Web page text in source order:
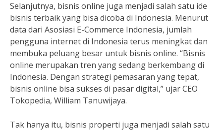
Selanjutnya, bisnis online juga menjadi salah satu ide
bisnis terbaik yang bisa dicoba di Indonesia. Menurut
data dari Asosiasi E-Commerce Indonesia, jumlah
pengguna internet di Indonesia terus meningkat dan
membuka peluang besar untuk bisnis online. “Bisnis
online merupakan tren yang sedang berkembang di
Indonesia. Dengan strategi pemasaran yang tepat,
bisnis online bisa sukses di pasar digital,” ujar CEO
Tokopedia, William Tanuwijaya.
Tak hanya itu, bisnis properti juga menjadi salah satu